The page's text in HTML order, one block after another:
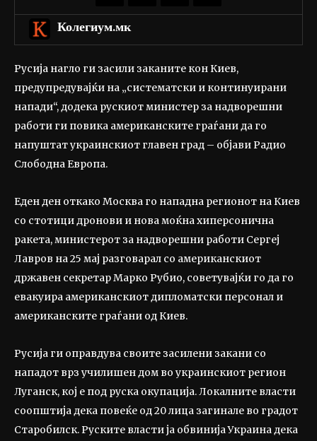
Колегиум.мк
Русија нагло ги засили заканите кон Киев,
предупредувајќи на „систематски и континуирани
напади“, додека рускиот министер за надворешни
работи ги повика американските граѓани да го
напуштат украинскиот главен град – објави Радио
Слободна Европа.
Еден ден откако Москва го нападна регионот на Киев
со стотици дронови и нова моќна хиперсонична
ракета, министерот за надворешни работи Сергеј
Лавров на 25 мај разговарал со американскиот
државен секретар Марко Рубио, советувајќи го да го
евакуира американскиот дипломатски персонал и
американските граѓани од Киев.
Русија ги оправдува своите засилени закани со
нападот врз училишен дом во украинскиот регион
Луганск, кој е под руска окупација. Локалните власти
соопштија дека повеќе од 20 лица загинале во градот
Старобилск. Руските власти ја обвинија Украина дека